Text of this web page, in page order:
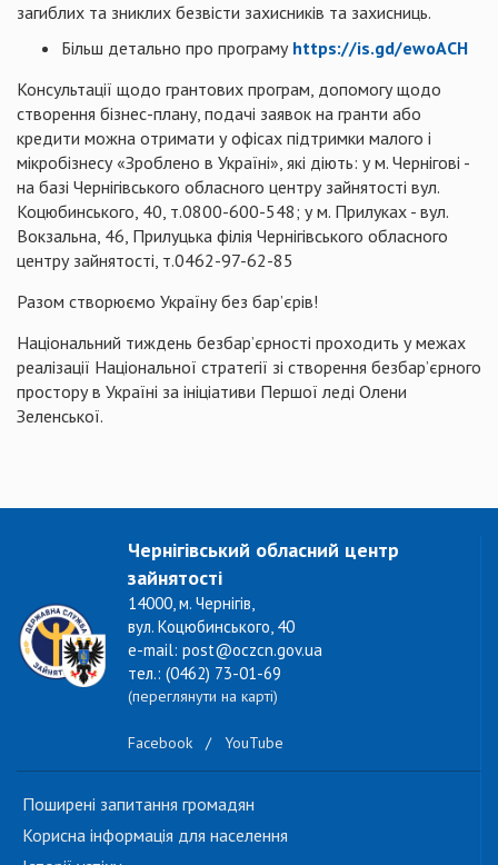
загиблих та зниклих безвісти захисників та захисниць.
Більш детально про програму https://is.gd/ewoACH
Консультації щодо грантових програм, допомогу щодо
створення бізнес-плану, подачі заявок на гранти або
кредити можна отримати у офісах підтримки малого і
мікробізнесу «Зроблено в Україні», які діють: у м. Чернігові -
на базі Чернігівського обласного центру зайнятості вул.
Коцюбинського, 40, т.0800-600-548; у м. Прилуках - вул.
Вокзальна, 46, Прилуцька філія Чернігівського обласного
центру зайнятості, т.0462-97-62-85
Разом створюємо Україну без бар’єрів!
Національний тиждень безбар’єрності проходить у межах
реалізації Національної стратегії зі створення безбар’єрного
простору в Україні за ініціативи Першої леді Олени
Зеленської.
Чернігівський обласний центр
зайнятості
14000, м. Чернігів,
вул. Коцюбинського, 40
e-mail: post@oczcn.gov.ua
тел.: (0462) 73-01-69
(переглянути на карті)
Facebook / YouTube
Поширені запитання громадян
Корисна інформація для населення